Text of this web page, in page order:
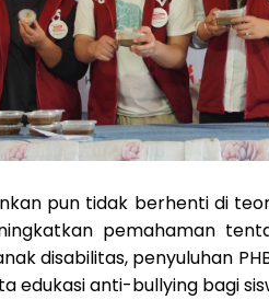
pun tidak berhenti di
pemahaman
disabilitas, penyuluhan
edukasi anti-bullying bagi